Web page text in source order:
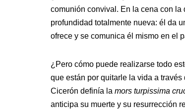
comunión convival. En la cena con
profundidad totalmente nueva: él da
ofrece y se comunica él mismo en el
¿Pero cómo puede realizarse todo
que están por quitarle la vida a
Cicerón definía la mors turpissima
anticipa su muerte y su resurrección